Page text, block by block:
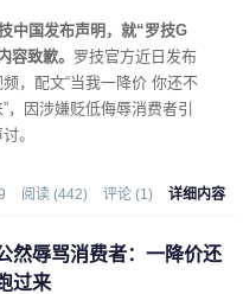
中国发布声明，就“罗技G
容致歉。 罗技官方近日发布
，配文“当我一降价 你还不
，因涉嫌贬低侮辱消费者引
。
阅读 (442) 评论 (1) 详细内容
然辱骂消费者：一降价还
过来